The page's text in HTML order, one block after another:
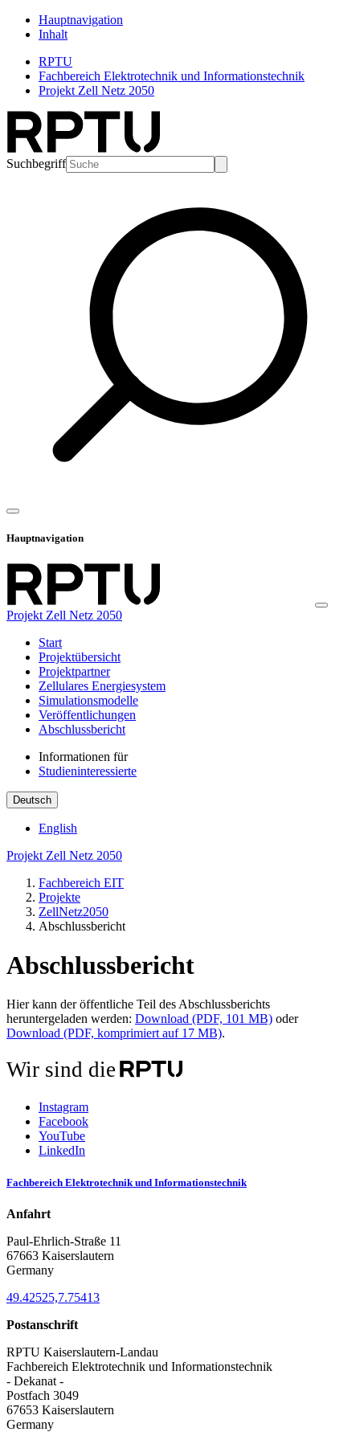
Hauptnavigation
Inhalt
RPTU
Fachbereich Elektrotechnik und Informationstechnik
Projekt Zell Netz 2050
Suchbegriff
Hauptnavigation
Projekt Zell Netz 2050
Start
Projektübersicht
Projektpartner
Zellulares Energiesystem
Simulationsmodelle
Veröffentlichungen
Abschlussbericht
Informationen für
Studieninteressierte
Deutsch
English
Projekt Zell Netz 2050
Fachbereich EIT
Projekte
ZellNetz2050
Abschlussbericht
Abschlussbericht
Hier kann der öffentliche Teil des Abschlussberichts
heruntergeladen werden: Download (PDF, 101 MB) oder
Download (PDF, komprimiert auf 17 MB).
Wir sind die
Instagram
Facebook
YouTube
LinkedIn
Fachbereich Elektrotechnik und Informationstechnik
Anfahrt
Paul-Ehrlich-Straße 11
67663 Kaiserslautern
Germany
49.42525,7.75413
Postanschrift
RPTU Kaiserslautern-Landau
Fachbereich Elektrotechnik und Informationstechnik
- Dekanat -
Postfach 3049
67653 Kaiserslautern
Germany